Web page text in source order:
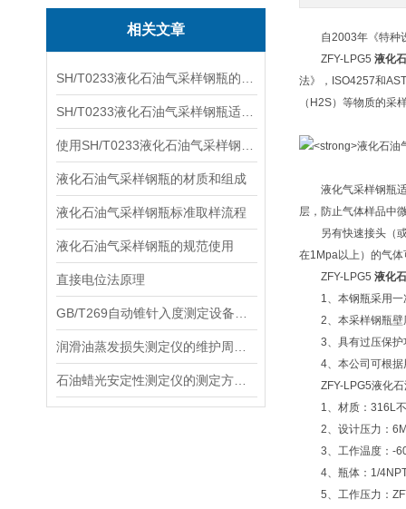
相关文章
液化石油气采样钢瓶的材质和组成
液化石油气采样钢瓶标准取样流程
液化石油气采样钢瓶的规范使用
直接电位法原理
自2003年《特种设
ZFY-LPG5 液化
法》，ISO4257和
（H2S）等物质的采
液化气采样钢瓶适
层，防止气体样品中
另有快速接头（或
在1Mpa以上）的气
ZFY-LPG5 液化
1、本钢瓶采用一
2、本采样钢瓶壁
3、具有过压保护
4、本公司可根据用
ZFY-LPG5液化石
1、材质：316L不
2、设计压力：
3、工作温度：-
4、瓶体：1/4NPT-
5、工作压力：